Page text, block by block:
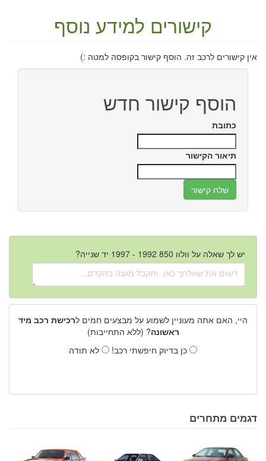
קישורים למידע נוסף
אין קישורים לרכב זה. הוסף קישור בקופסה למטה :)
הוסף קישור חדש
כתובת
תיאור הקישור
יש לך שאלה על וולוו 850 1992 - 1997 יד שנייה?
היי, האם אתה מעוניין לשמוע על מבצעים חמים לרכישת רכב מיד
ראשונה? (ללא התחייבות)
כן בדיוק חיפשתי רכב!
לא תודה
דגמים מתחרים